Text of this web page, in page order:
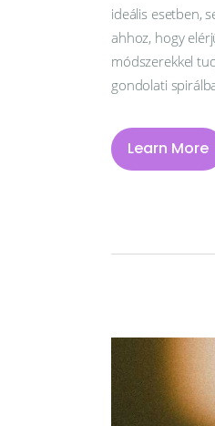
ideális esetben,
ahhoz, hogy
módszerekkel
gondolati
Learn More